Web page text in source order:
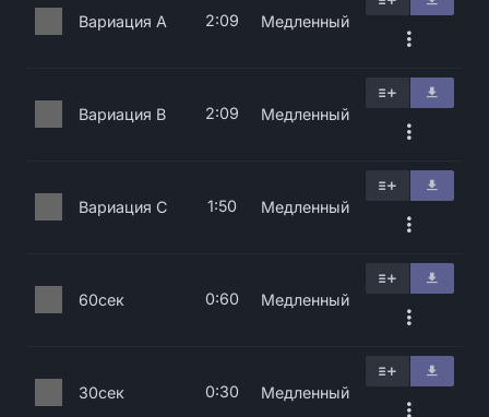
Вариация A 2:09 Медленный
Вариация B 2:09 Медленный
Вариация C 1:50 Медленный
60сек 0:60 Медленный
30сек 0:30 Медленный